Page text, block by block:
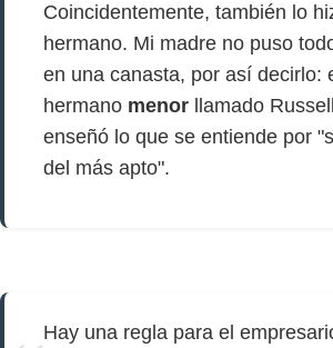
Coincidentemente, también lo
hermano. Mi madre no puso
en una canasta, por así decirlo:
hermano menor llamado
enseñó lo que se entiende por
del más apto".
Hay una regla para el